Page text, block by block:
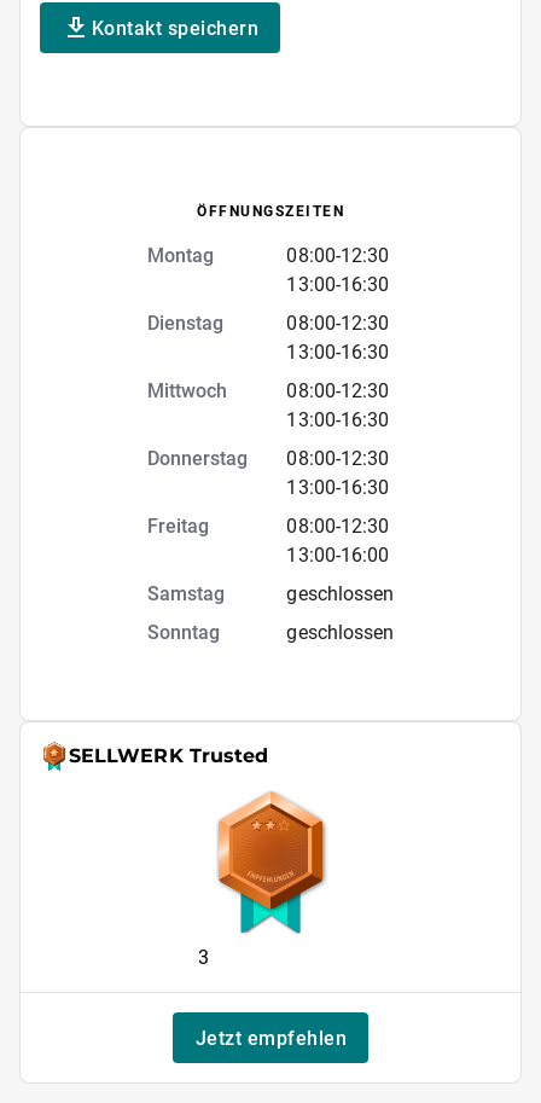
Kontakt speichern
ÖFFNUNGSZEITEN
Montag 08:00-12:30
13:00-16:30
Dienstag
08:00-12:30
13:00-16:30
Mittwoch
08:00-12:30
13:00-16:30
Donnerstag
08:00-12:30
13:00-16:30
Freitag
08:00-12:30
13:00-16:00
Samstag
geschlossen
Sonntag
geschlossen
SELLWERK Trusted
3
Jetzt empfehlen